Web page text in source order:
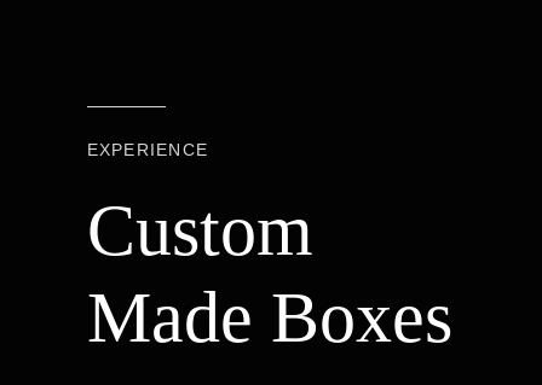
EXPERIENCE
Custom
Made Boxes